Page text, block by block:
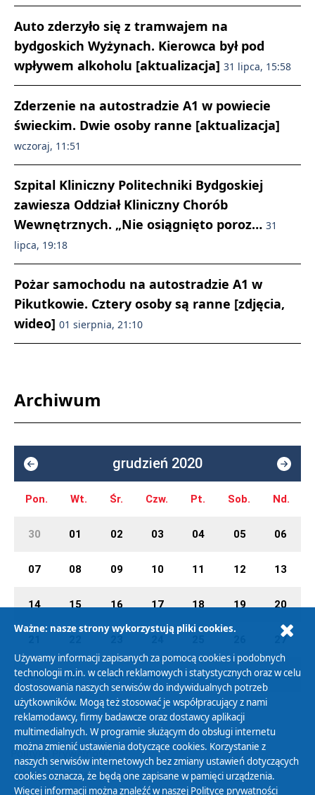
Auto zderzyło się z tramwajem na
bydgoskich Wyżynach. Kierowca był pod
wpływem alkoholu [aktualizacja] 31 lipca, 15:58
Zderzenie na autostradzie A1 w powiecie
świeckim. Dwie osoby ranne [aktualizacja]
wczoraj, 11:51
Szpital Kliniczny Politechniki Bydgoskiej
zawiesza Oddział Kliniczny Chorób
Wewnętrznych. „Nie osiągnięto poroz… 31
lipca, 19:18
Pożar samochodu na autostradzie A1 w
Pikutkowie. Cztery osoby są ranne [zdjęcia,
wideo] 01 sierpnia, 21:10
Archiwum
grudzień 2020
Pon. Wt. Śr. Czw. Pt. Sob. Nd.
30 01 02 03 04 05 06
07 08 09 10 11 12 13
14 15 16 17 18 19 20
27
28 29 30 31 01 02 03
Polityka Prywatności
Zasady korzystania z Serwisu
Ważne: nasze strony wykorzystują pliki cookies.
Używamy informacji zapisanych za pomocą cookies i podobnych
technologii m.in. w celach reklamowych i statystycznych oraz w celu
dostosowania naszych serwisów do indywidualnych potrzeb
użytkowników. Mogą też stosować je współpracujący z nami
reklamodawcy, firmy badawcze oraz dostawcy aplikacji
multimedialnych. W programie służącym do obsługi internetu
można zmienić ustawienia dotyczące cookies. Korzystanie z
naszych serwisów internetowych bez zmiany ustawień dotyczących
cookies oznacza, że będą one zapisane w pamięci urządzenia.
Więcej informacji można znaleźć w naszej Polityce prywatności